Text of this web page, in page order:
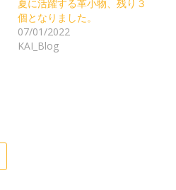
夏に活躍する革小物、残り３
個となりました。
07/01/2022
KAI_Blog